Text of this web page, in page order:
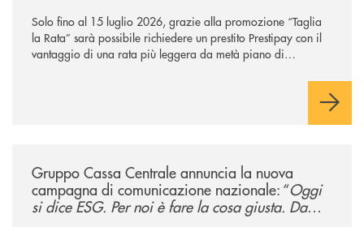
Solo fino al 15 luglio 2026, grazie alla promozione “Taglia
la Rata” sarà possibile richiedere un prestito Prestipay con il
vantaggio di una rata più leggera da metà piano di
Gruppo Cassa Centrale annuncia la nuova
campagna di comunicazione nazionale: “Oggi
si dice ESG. Per noi è fare la cosa giusta. Da